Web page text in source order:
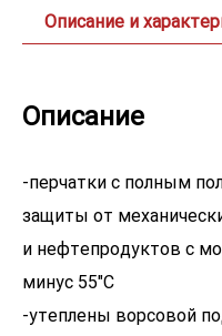
Описание и
Описание
-перчатки с полным
защиты от
и нефтепродуктов с
минус 55"С
-утеплены ворсовой